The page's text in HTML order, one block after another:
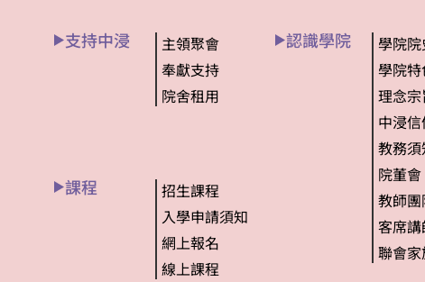
支持中浸
主領聚會
奉獻支持
院舍租用
課程
招生課程
入學申請須知
網上報名
線上課程
認識學院
學院院
學院
理念宗
中浸
教務須
院董會
教師
客席
聯會